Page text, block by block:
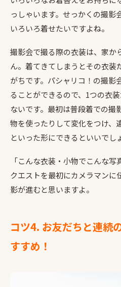
っしゃいます。せっかくの撮影
いろいろ着せたいですよね。
撮影会で撮る際の衣装は、家か
ん。着てきてしまうとその衣装
がちです。パシャリコ！の撮影
ることができるので、1つの衣
ないです。最初は普段着での撮
物を使ったりして変化をつけ、
といった形にできるといいでし
「こんな衣装・小物でこんな
クエストを最初にカメラマンに
影が進むと思いますよ。
コツ4. お友だちと連続
すすめ！